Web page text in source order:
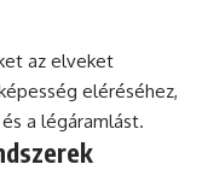
az elveket
eléréséhez,
a légáramlást.